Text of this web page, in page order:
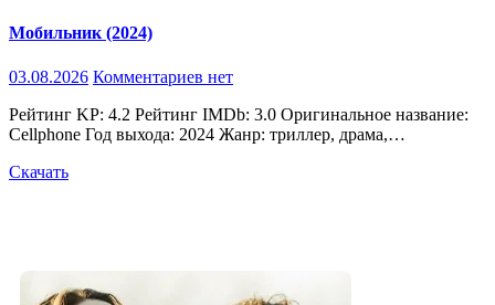
Мобильник (2024)
03.08.2026 Комментариев нет
Рейтинг KP: 4.2 Рейтинг IMDb: 3.0 Оригинальное название:
Cellphone Год выхода: 2024 Жанр: триллер, драма,…
Скачать